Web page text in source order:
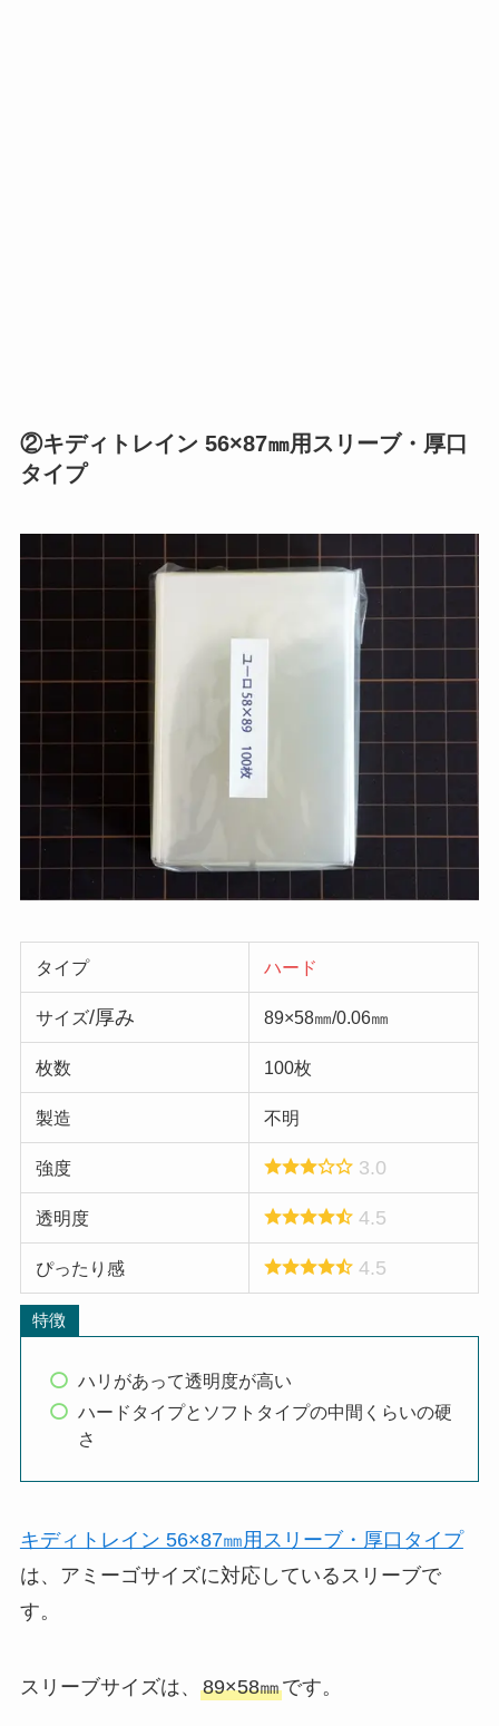
②キディトレイン 56×87㎜用スリーブ・厚口
タイプ
タイプ ハード
サイズ/厚み 89×58㎜/0.06㎜
枚数 100枚
製造 不明
強度 3.0
透明度 4.5
ぴったり感 4.5
特徴
ハリがあって透明度が高い
ハードタイプとソフトタイプの中間くらいの硬
さ
キディトレイン 56×87㎜用スリーブ・厚口タイプ
は、アミーゴサイズに対応しているスリーブで
す。
スリーブサイズは、 89×58㎜です。